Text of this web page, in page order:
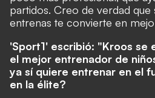
partidos. Creo de verdad que
entrenas te convierte en
'Sport1' escribió: "Kroos se
el mejor entrenador de
ya sí quiere entrenar en el
en la élite?